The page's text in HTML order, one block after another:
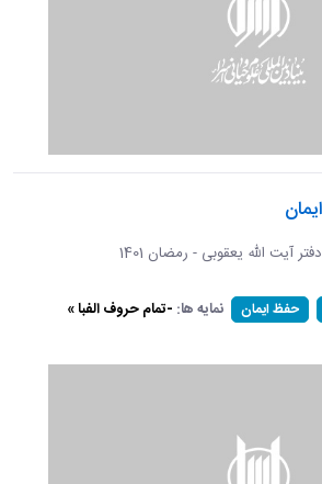
آیت الله یعقوبی - رمضان 1401
حفظ ایمان نمایه ها: -تمام حروف الفبا »